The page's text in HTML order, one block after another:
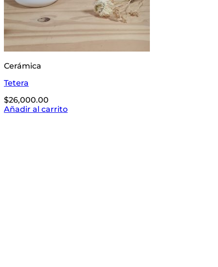
Cerámica
Tetera
$26,000.00
Añadir al carrito